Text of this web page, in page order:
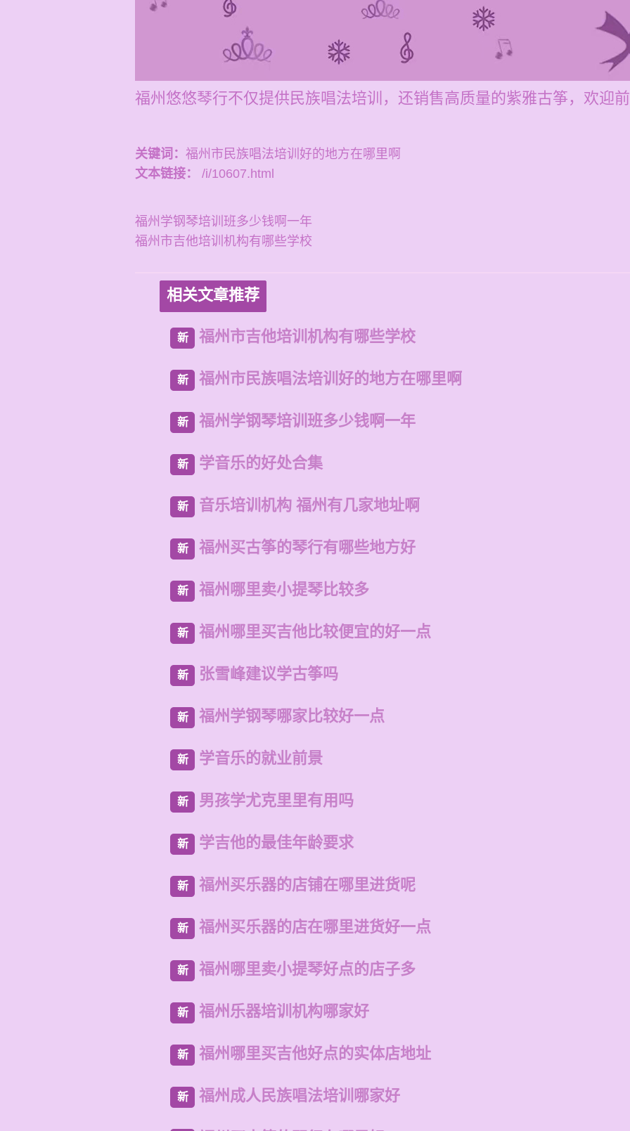
福州悠悠琴行不仅提供民族唱法培训，还销售高质量的紫雅古筝，欢迎
关键词： 福州市民族唱法培训好的地方在哪里啊
文本链接：
/i/10607.html
福州学钢琴培训班多少钱啊一年
福州市吉他培训机构有哪些学校
相关文章推荐
新 福州市吉他培训机构有哪些学校
新 福州市民族唱法培训好的地方在哪里啊
新 福州学钢琴培训班多少钱啊一年
新 学音乐的好处合集
新 音乐培训机构 福州有几家地址啊
新 福州买古筝的琴行有哪些地方好
新 福州哪里卖小提琴比较多
新 福州哪里买吉他比较便宜的好一点
新 张雪峰建议学古筝吗
新 福州学钢琴哪家比较好一点
新 学音乐的就业前景
新 男孩学尤克里里有用吗
新 学吉他的最佳年龄要求
新 福州买乐器的店铺在哪里进货呢
新 福州买乐器的店在哪里进货好一点
新 福州哪里卖小提琴好点的店子多
新 福州乐器培训机构哪家好
新 福州哪里买吉他好点的实体店地址
新 福州成人民族唱法培训哪家好